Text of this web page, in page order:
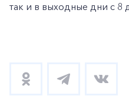
+7-800-700-24-57
Частным клиентам
так и в выходные дни с 8